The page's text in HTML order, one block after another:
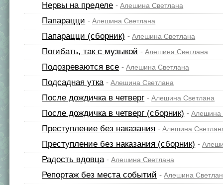
Нервы на пределе -Алешина Светлана
Папарацци -Алешина Светлана
Папарацци (сборник) -Алешина Светлана
Погибать, так с музыкой -Алешина Светлана
Подозреваются все -Алешина Светлана
Подсадная утка -Алешина Светлана
После дождичка в четверг -Алешина Светлана
После дождичка в четверг (сборник) -Алешина
Преступление без наказания -Алешина
Преступление без наказания (сборник) -
Радость вдовца -Алешина Светлана
Репортаж без места событий -Алешина